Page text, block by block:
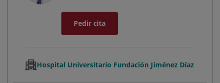
Pedir cita
Hospital Universitario Fundación Jiménez Díaz